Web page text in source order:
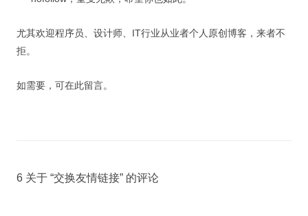
作品集
关于本站
尤其欢迎程序员、设计师、IT行业从业者个人原创博客，来者不
拒。
如需要，可在此留言。
6 关于 “交换友情链接” 的评论